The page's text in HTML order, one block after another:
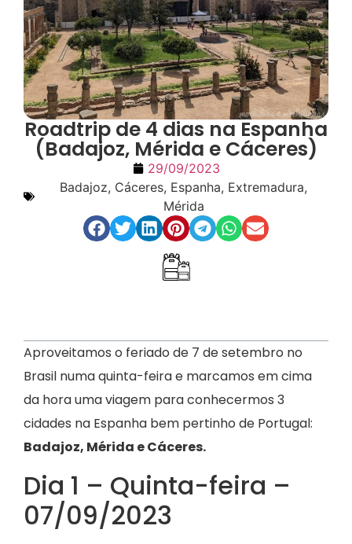
Roadtrip de 4 dias na Espanha
(Badajoz, Mérida e Cáceres)
29/09/2023
Badajoz, Cáceres, Espanha, Extremadura,
Mérida
Aproveitamos o feriado de 7 de setembro no
Brasil numa quinta-feira e marcamos em cima
da hora uma viagem para conhecermos 3
cidades na Espanha bem pertinho de Portugal:
Badajoz, Mérida e Cáceres.
Dia 1 – Quinta-feira –
07/09/2023